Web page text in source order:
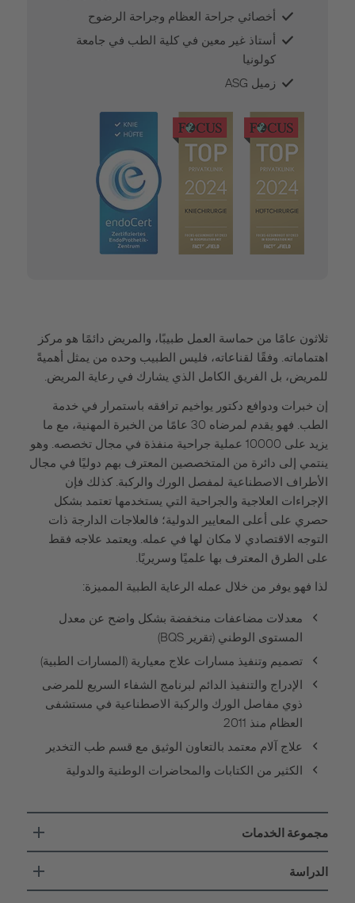
أخصائي جراحة العظام وجراحة الرضوح
أستاذ غير معين في كلية الطب في جامعة
كولونيا
زميل ASG
ثلاثون عامًا من حماسة العمل طبيبًا، والمريض دائمًا هو مركز
اهتماماته. وفقًا لقناعاته، فليس الطبيب وحده من يمثل أهميةً
للمريض، بل الفريق الكامل الذي يشارك في رعاية المريض.
إن خبرات ودوافع دكتور يواخيم ترافقه باستمرار في خدمة
الطب. فهو يقدم لمرضاه 30 عامًا من الخبرة المهنية، مع ما
يزيد على 10000 عملية جراحية منفذة في مجال تخصصه. وهو
ينتمي إلى دائرة من المتخصصين المعترف بهم دوليًا في مجال
الأطراف الاصطناعية لمفصل الورك والركبة. كذلك فإن
الإجراءات العلاجية والجراحية التي يستخدمها تعتمد بشكل
حصري على أعلى المعايير الدولية؛ فالعلاجات الدارجة ذات
التوجه الاقتصادي لا مكان لها في عمله. ويعتمد علاجه فقط
على الطرق المعترف بها علميًا وسريريًا.
لذا فهو يوفر من خلال عمله الرعاية الطبية المميزة:
معدلات مضاعفات منخفضة بشكل واضح عن معدل
المستوى الوطني (تقرير BQS)
تصميم وتنفيذ مسارات علاج معيارية (المسارات الطبية)
الإدراج والتنفيذ الدائم لبرنامج الشفاء السريع للمرضى
ذوي مفاصل الورك والركبة الاصطناعية في مستشفى
العظام منذ 2011
علاج آلام معتمد بالتعاون الوثيق مع قسم طب التخدير
الكثير من الكتابات والمحاضرات الوطنية والدولية
مجموعة الخدمات
الدراسة